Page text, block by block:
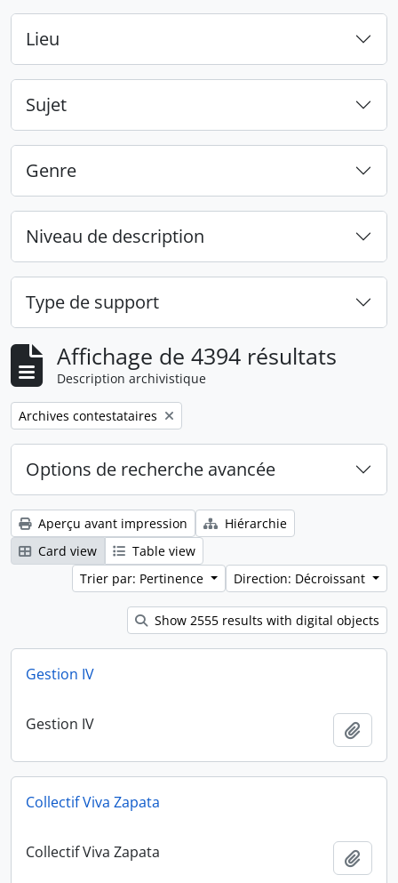
Lieu
Sujet
Genre
Niveau de description
Type de support
Affichage de 4394 résultats
Description archivistique
Remove filter:
Archives contestataires
Options de recherche avancée
Aperçu avant impression
Hiérarchie
Card view
Table view
Trier par: Pertinence
Direction: Décroissant
Show 2555 results with digital objects
Gestion IV
Gestion IV
Collectif Viva Zapata
Collectif Viva Zapata